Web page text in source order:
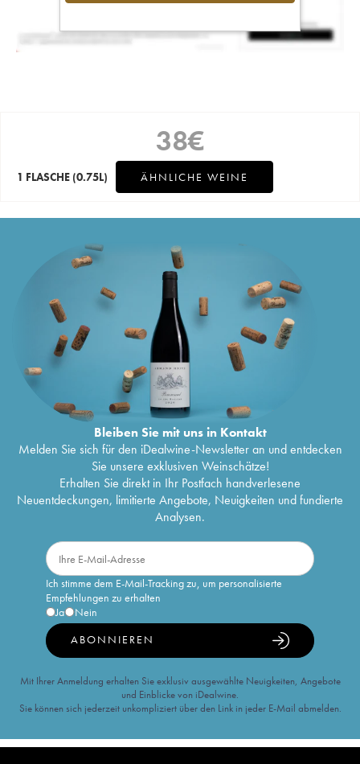
38€
1 FLASCHE (0.75L) ÄHNLICHE WEINE
Bleiben Sie mit uns in Kontakt
Melden Sie sich für den iDealwine-Newsletter an und entdecken
Sie unsere exklusiven Weinschätze!
Erhalten Sie direkt in Ihr Postfach handverlesene
Neuentdeckungen, limitierte Angebote, Neuigkeiten und fundierte
Analysen.
Ich stimme dem E-Mail-Tracking zu, um personalisierte
Empfehlungen zu erhalten
Ja
Nein
ABONNIEREN
Mit Ihrer Anmeldung erhalten Sie exklusiv ausgewählte Neuigkeiten, Angebote
und Einblicke von iDealwine.
Sie können sich jederzeit unkompliziert über den Link in jeder E-Mail abmelden.